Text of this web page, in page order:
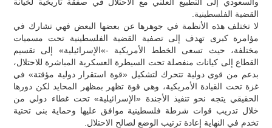
القضية الفلسطينية.
لا تختلف هذه الأنظمة في جوهرها عن بعضها البعض فهي تشارك في
مؤامرة كبرى تهدف إلى تصفية القضية الفلسطينية تحت مسميات
مختلفة، حيث تسعى الخطط الأمريكية -»الإسرائيلية» إلى تقسيم
القطاع إلى كيانات منفصلة تحت السيطرة العسكرية المباشرة للاحتلال،
بدعم من قوى دولية تتحرك لتشكيل «قوة استقرار دولية مؤقتة» في
غزة تحت القيادة الأمريكية، وهي قوة تظهر بمظهر المحايد لكن دورها
الحقيقي يتجه نحو تنفيذ الأجندة «الإسرائيلية» تحت غطاء دولي من
خلال تدريب قوات شرطة فلسطينية موافق عليها وحماية بنى تحتية
تخدم في النهاية إعادة ترتيب الوضع لصالح الاحتلال.